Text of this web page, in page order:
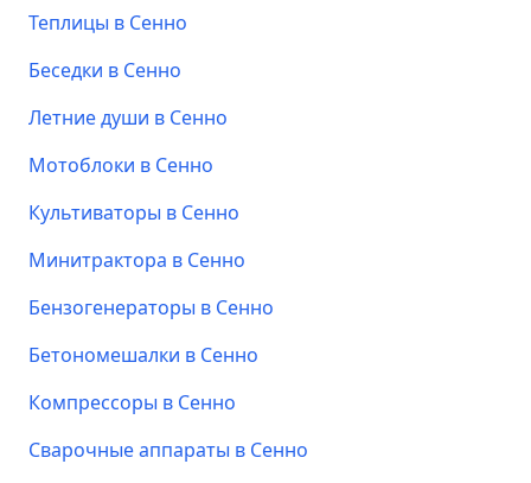
Теплицы в Сенно
Беседки в Сенно
Летние души в Сенно
Мотоблоки в Сенно
Культиваторы в Сенно
Минитрактора в Сенно
Бензогенераторы в Сенно
Бетономешалки в Сенно
Компрессоры в Сенно
Сварочные аппараты в Сенно